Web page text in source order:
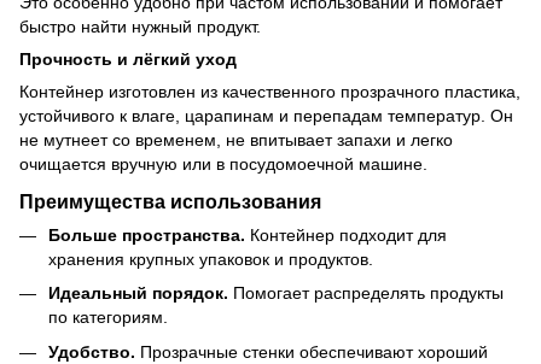
быстро найти нужный продукт.
Прочность и лёгкий уход
Контейнер изготовлен из качественного прозрачного пластика,
устойчивого к влаге, царапинам и перепадам температур. Он
не мутнеет со временем, не впитывает запахи и легко
очищается вручную или в посудомоечной машине.
Преимущества использования
Больше пространства. Контейнер подходит для
хранения крупных упаковок и продуктов.
Идеальный порядок. Помогает распределять продукты
по категориям.
Удобство. Прозрачные стенки обеспечивают хороший